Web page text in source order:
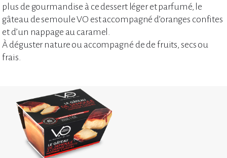
plus de gourmandise à ce dessert léger et parfumé, le
gâteau de semoule VO est accompagné d’oranges confites
et d’un nappage au caramel.
À déguster nature ou accompagné de de fruits, secs ou
frais.